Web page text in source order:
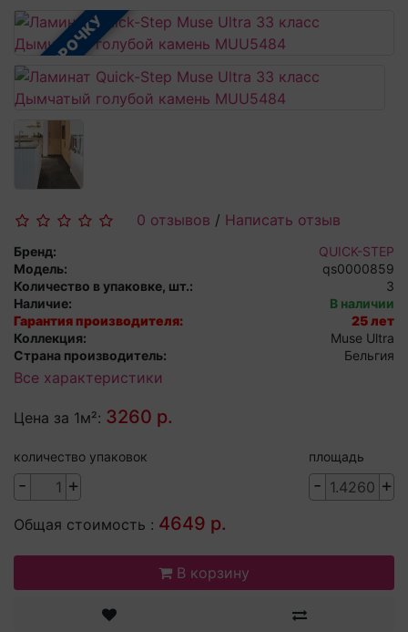
Посмотреть все категории
Подложка
Пороги
Аксессуары для напольных покрытий
Посмотреть все категории
Посмотреть все категории
В РАССРОЧКУ
0 отзывов / Написать отзыв
Бренд:
QUICK-STEP
Модель:
qs0000859
Количество в упаковке, шт.:
3
Наличие:
В наличии
Гарантия производителя:
25 лет
Коллекция:
Muse Ultra
Страна производитель:
Бельгия
Все характеристики
Цена за 1м²: 3260 р.
количество упаковок
- +
площадь
- +
Общая стоимость : 4649 р.
В корзину